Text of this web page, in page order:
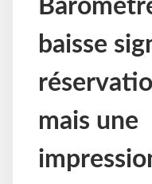
baisse
mais une